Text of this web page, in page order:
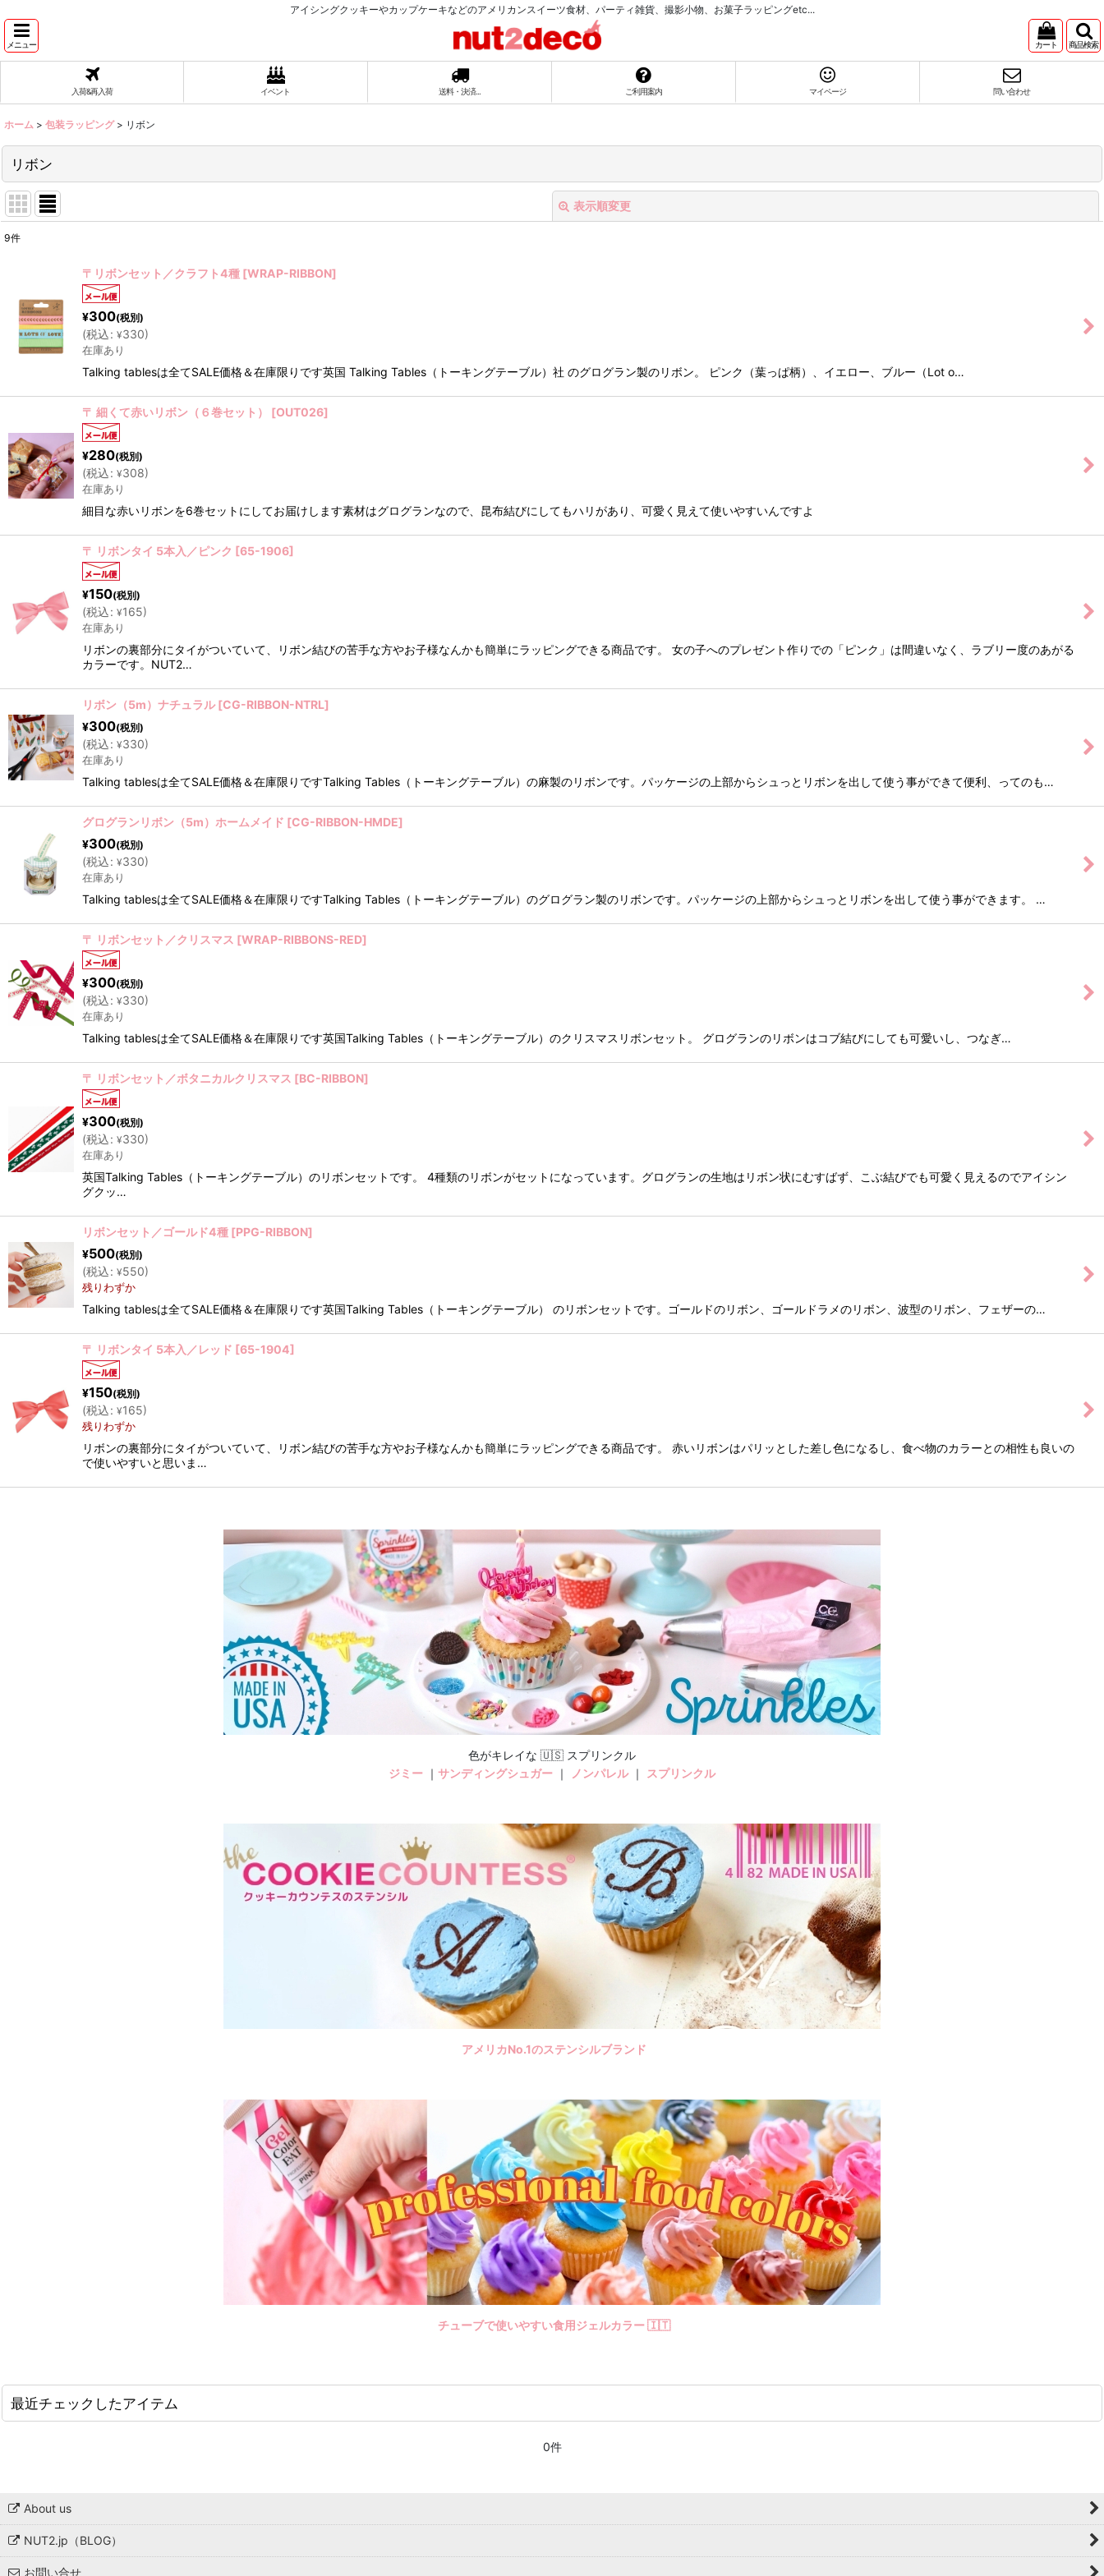
アイシングクッキーやカップケーキなどのアメリカンスイーツ食材、パーティ雑貨、撮影小物、お菓子ラッピングetc...
メニュー カート 商品検索
入荷&再入荷 イベント 送料・決済... ご利用案内 マイページ 問い合わせ
ホーム > 包装ラッピング > リボン
リボン
表示順変更
並び順:
絞り込む
9件
〒リボンセット／クラフト4種 [WRAP-RIBBON]
¥300(税別)
(税込: ¥330)
在庫あり
Talking tablesは全てSALE価格＆在庫限りです英国 Talking Tables（トーキングテーブル）社 のグログラン製のリボン。 ピンク（葉っぱ柄）、イエロー、ブルー（Lot o…
〒 細くて赤いリボン（６巻セット） [OUT026]
¥280(税別)
(税込: ¥308)
在庫あり
細目な赤いリボンを6巻セットにしてお届けします素材はグログランなので、昆布結びにしてもハリがあり、可愛く見えて使いやすいんですよ
〒 リボンタイ 5本入／ピンク [65-1906]
¥150(税別)
(税込: ¥165)
在庫あり
リボンの裏部分にタイがついていて、リボン結びの苦手な方やお子様なんかも簡単にラッピングできる商品です。 女の子へのプレゼント作りでの「ピンク」は間違いなく、ラブリー度のあがる
カラーです。NUT2…
リボン（5m）ナチュラル [CG-RIBBON-NTRL]
¥300(税別)
(税込: ¥330)
在庫あり
Talking tablesは全てSALE価格＆在庫限りですTalking Tables（トーキングテーブル）の麻製のリボンです。パッケージの上部からシュっとリボンを出して使う事ができて便利、ってのも…
グログランリボン（5m）ホームメイド [CG-RIBBON-HMDE]
¥300(税別)
(税込: ¥330)
在庫あり
Talking tablesは全てSALE価格＆在庫限りですTalking Tables（トーキングテーブル）のグログラン製のリボンです。パッケージの上部からシュっとリボンを出して使う事ができます。 …
〒 リボンセット／クリスマス [WRAP-RIBBONS-RED]
¥300(税別)
(税込: ¥330)
在庫あり
Talking tablesは全てSALE価格＆在庫限りです英国Talking Tables（トーキングテーブル）のクリスマスリボンセット。 グログランのリボンはコブ結びにしても可愛いし、つなぎ…
〒 リボンセット／ボタニカルクリスマス [BC-RIBBON]
¥300(税別)
(税込: ¥330)
在庫あり
英国Talking Tables（トーキングテーブル）のリボンセットです。 4種類のリボンがセットになっています。グログランの生地はリボン状にむすばず、こぶ結びでも可愛く見えるのでアイシン
グクッ…
リボンセット／ゴールド4種 [PPG-RIBBON]
¥500(税別)
(税込: ¥550)
残りわずか
Talking tablesは全てSALE価格＆在庫限りです英国Talking Tables（トーキングテーブル） のリボンセットです。ゴールドのリボン、ゴールドラメのリボン、波型のリボン、フェザーの…
〒 リボンタイ 5本入／レッド [65-1904]
¥150(税別)
(税込: ¥165)
残りわずか
リボンの裏部分にタイがついていて、リボン結びの苦手な方やお子様なんかも簡単にラッピングできる商品です。 赤いリボンはパリッとした差し色になるし、食べ物のカラーとの相性も良いの
で使いやすいと思いま…
色がキレイな 🇺🇸 スプリンクル
ジミー ｜ サンディングシュガー ｜ ノンパレル｜ スプリンクル
アメリカNo.1のステンシルブランド
チューブで使いやすい食用ジェルカラー 🇮🇹
最近チェックしたアイテム
0件
About us
NUT2.jp（BLOG）
お問い合せ